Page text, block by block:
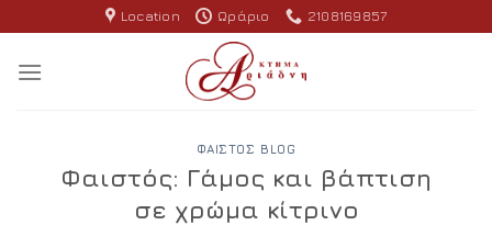
content
Location Ωράριο 2108169857
ΦΑΙΣΤΌΣ BLOG
Φαιστός: Γάμος και βάπτιση
σε χρώμα κίτρινο